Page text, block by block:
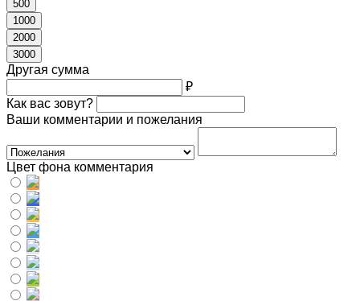
500
1000
2000
3000
Другая сумма
₽
Как вас зовут?
Ваши комментарии и пожелания
Цвет фона комментария